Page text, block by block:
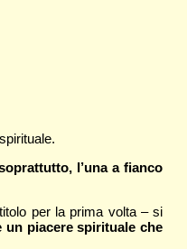
l’una a fianco
per la prima volta – si
un piacere spirituale che